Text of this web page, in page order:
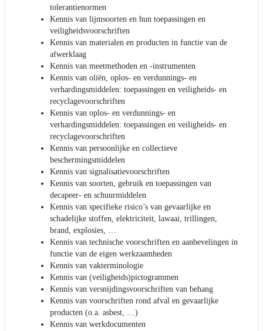
tolerantienormen
Kennis van lijmsoorten en hun toepassingen en
veiligheidsvoorschriften
Kennis van materialen en producten in functie van de
afwerklaag
Kennis van meetmethoden en -instrumenten
Kennis van oliën, oplos- en verdunnings- en
verhardingsmiddelen: toepassingen en veiligheids- en
recyclagevoorschriften
Kennis van oplos- en verdunnings- en
verhardingsmiddelen: toepassingen en veiligheids- en
recyclagevoorschriften
Kennis van persoonlijke en collectieve
beschermingsmiddelen
Kennis van signalisatievoorschriften
Kennis van soorten, gebruik en toepassingen van
decapeer- en schuurmiddelen
Kennis van specifieke risico’s van gevaarlijke en
schadelijke stoffen, elektriciteit, lawaai, trillingen,
brand, explosies, …
Kennis van technische voorschriften en aanbevelingen in
functie van de eigen werkzaamheden
Kennis van vakterminologie
Kennis van (veiligheids)pictogrammen
Kennis van versnijdingsvoorschriften van behang
Kennis van voorschriften rond afval en gevaarlijke
producten (o.a. asbest, …)
Kennis van werkdocumenten